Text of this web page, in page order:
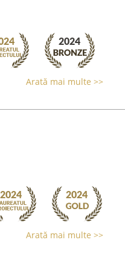
Arată mai multe >>
Arată mai multe >>